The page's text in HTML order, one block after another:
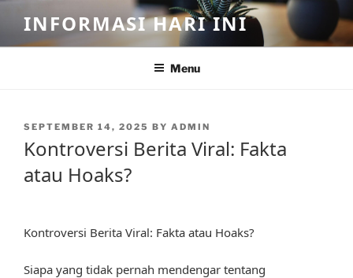
content
INFORMASI HARI INI
Menu
POSTED
SEPTEMBER 14, 2025 BY ADMIN
Kontroversi Berita Viral: Fakta
atau Hoaks?
Kontroversi Berita Viral: Fakta atau Hoaks?
Siapa yang tidak pernah mendengar tentang